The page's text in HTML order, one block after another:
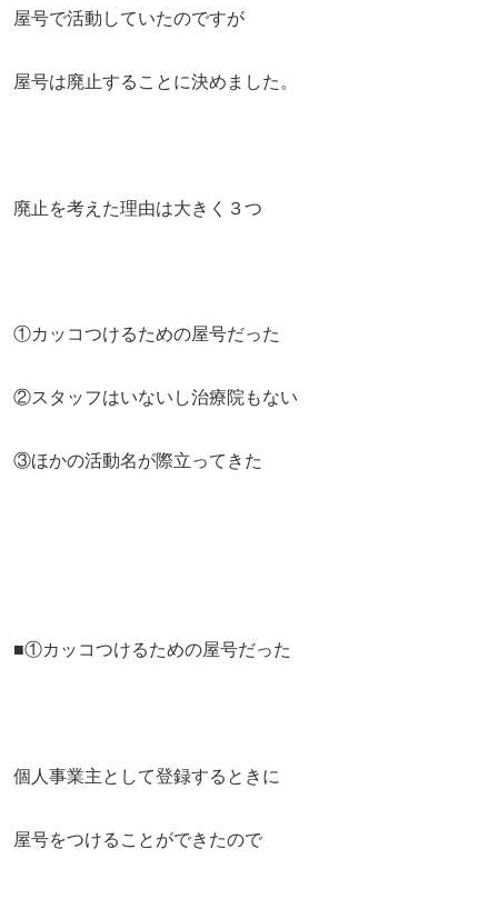
屋号で活動していたのですが
屋号は廃止することに決めました。
廃止を考えた理由は大きく３つ
①カッコつけるための屋号だった
②スタッフはいないし治療院もない
③ほかの活動名が際立ってきた
■①カッコつけるための屋号だった
個人事業主として登録するときに
屋号をつけることができたので